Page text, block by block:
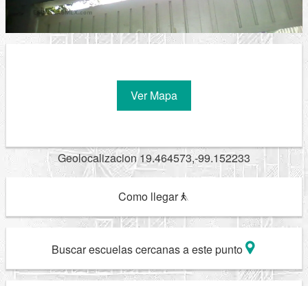
Ver Mapa
Geolocalizacion 19.464573,-99.152233
Como llegar
Buscar escuelas cercanas a este punto